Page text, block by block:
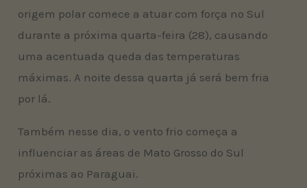
origem polar comece a atuar com força no Sul
durante a próxima quarta-feira (28), causando
uma acentuada queda das temperaturas
máximas. A noite dessa quarta já será bem fria
por lá.
Também nesse dia, o vento frio começa a
influenciar as áreas de Mato Grosso do Sul
próximas ao Paraguai.